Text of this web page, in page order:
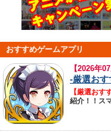
おすすめゲームアプリ
【2026年
-厳選お
【厳選おす
紹介！！ス